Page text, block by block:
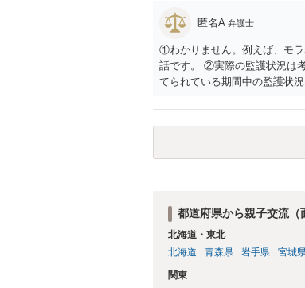
匿名A 弁護士
①わかりません。例えば、モ
話です。 ②実際の監護状況は
てられている期間中の監護状
あるでしょう。ただ、本案の
判断する）事案もあります。
都道府県から親子交流
北海道・東北
北海道
青森県 岩手県 宮城県
関東